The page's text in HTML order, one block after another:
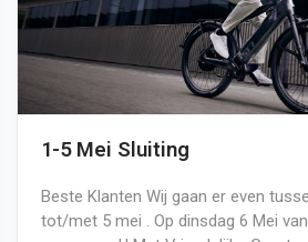
1-5 Mei Sluiting
Beste Klanten Wij gaan er even
tot/met 5 mei . Op dinsdag 6 Mei